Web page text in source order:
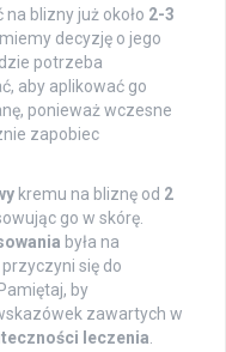
blizny już około 2-3
decyzję o jego
potrzeba
aby aplikować go
ponieważ wczesne
zapobiec
kremu na bliznę od 2
go w skórę.
była na
się do
by
zawartych w
leczenia